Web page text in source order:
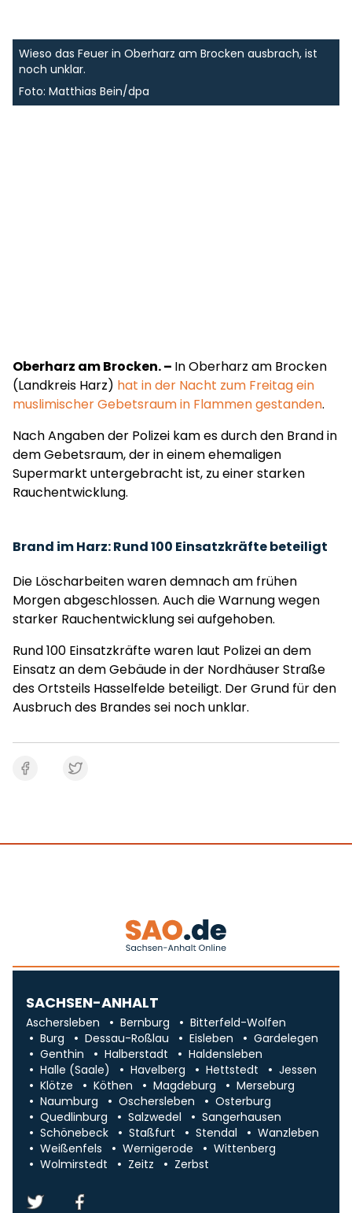
Wieso das Feuer in Oberharz am Brocken ausbrach, ist
noch unklar.
Foto: Matthias Bein/dpa
Oberharz am Brocken. – In Oberharz am Brocken
(Landkreis Harz) hat in der Nacht zum Freitag ein
muslimischer Gebetsraum in Flammen gestanden.
Nach Angaben der Polizei kam es durch den Brand in
dem Gebetsraum, der in einem ehemaligen
Supermarkt untergebracht ist, zu einer starken
Rauchentwicklung.
Brand im Harz: Rund 100 Einsatzkräfte beteiligt
Die Löscharbeiten waren demnach am frühen
Morgen abgeschlossen. Auch die Warnung wegen
starker Rauchentwicklung sei aufgehoben.
Rund 100 Einsatzkräfte waren laut Polizei an dem
Einsatz an dem Gebäude in der Nordhäuser Straße
des Ortsteils Hasselfelde beteiligt. Der Grund für den
Ausbruch des Brandes sei noch unklar.
SACHSEN-ANHALT
Aschersleben Bernburg
Bitterfeld-Wolfen
Burg
Dessau-Roßlau Eisleben
Gardelegen
Genthin
Halberstadt
Haldensleben
Halle (Saale)
Havelberg Hettstedt
Jessen
Klötze
Köthen Magdeburg
Merseburg
Naumburg
Oschersleben
Osterburg
Quedlinburg
Salzwedel
Sangerhausen
Schönebeck
Staßfurt Stendal
Wanzleben
Weißenfels
Wernigerode
Wittenberg
Wolmirstedt
Zeitz Zerbst